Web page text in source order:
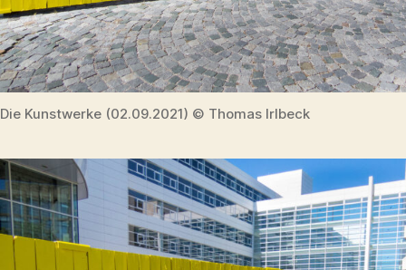
Die Kunstwerke (02.09.2021) © Thomas Irlbeck